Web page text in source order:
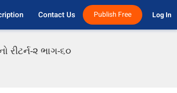
Contact Us Publish Free Log In
રીટર્ન-૨ ભાગ-૬૦